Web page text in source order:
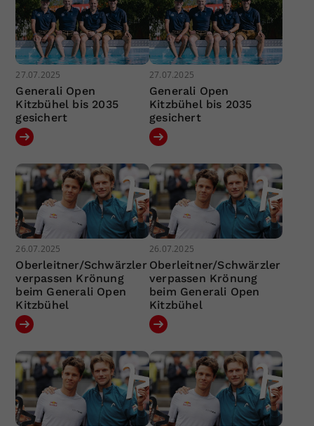
27.07.2025
Generali Open
Kitzbühel bis 2035
gesichert
27.07.2025
Generali Open
Kitzbühel bis 2035
gesichert
26.07.2025
Oberleitner/Schwärzler
verpassen Krönung
beim Generali Open
Kitzbühel
26.07.2025
Oberleitner/Schwärzler
verpassen Krönung
beim Generali Open
Kitzbühel